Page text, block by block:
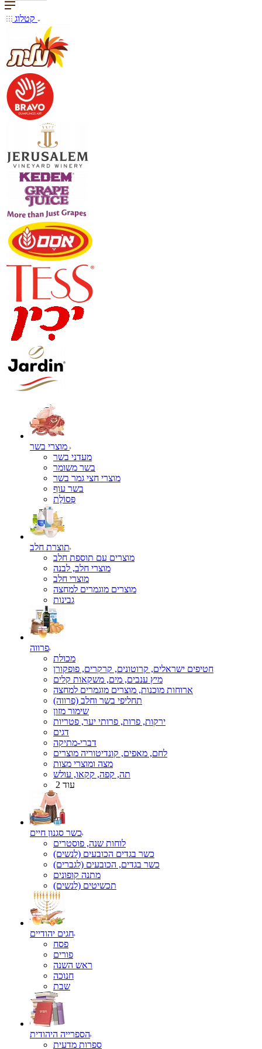
מעדני בשר
בשר משומר
מוצרי חצי גמר בשר
בשר עוף
פְּסוֹלֶת
תוצרת חלב
מוצרים עם תוספת חלב
מוצרי חלב, לבנה
מוצרי חלב
מוצרים מוגמרים למחצה
גבינות
פרווה
מכולת
חטיפים ישראלים, קרוטונים, קרקרים, פופקורן
מיץ ענבים, מים, משקאות קלים
ארוחות מוכנות, מוצרים מוגמרים למחצה
תחליפי בשר וחלב (פרווה)
שימור מזון
ירקות, פרות, פרותי יער, פטריות
דגים
דברי-מתיקה
לחם, מאפים, קונדיטוריה מוצרים
מצה ומוצרי מצות
תה, קפה, קקאו, עולש
עוד 2
כשר סגנון חיים
לוחות שנה, פוסטרים
כשר בגדים הכובעים (לנשים)
כשר בגדים, הכובעים (לגברים)
מתנה קופונים
תכשיטים (לנשים)
חגים יהודיים
פסח
פורים
ראש השנה
חנוכה
שבת
הספרייה היהודית
ספרות מדעית